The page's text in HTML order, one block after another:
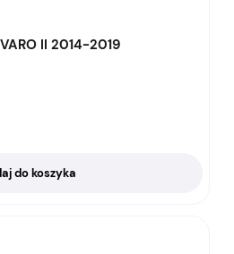
II 2014-2019
do koszyka